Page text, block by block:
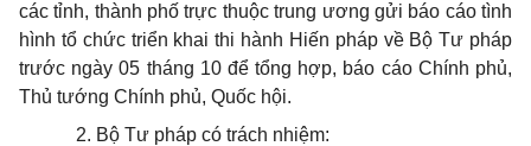
các tỉnh, thành phố trực thuộc trung ương gửi báo cáo tình
hình tổ chức triển khai thi hành Hiến pháp về Bộ Tư pháp
trước ngày 05 tháng 10 để tổng hợp, báo cáo Chính phủ,
Thủ tướng Chính phủ, Quốc hội.
2. Bộ Tư pháp có trách nhiệm: